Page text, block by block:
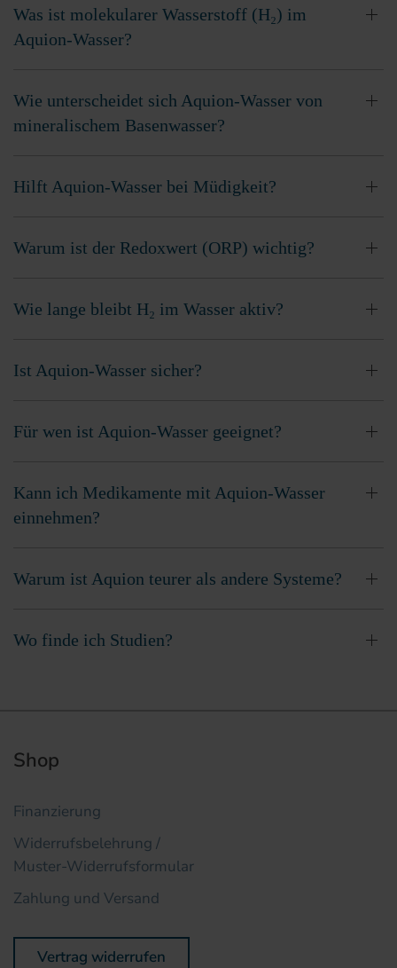
Was ist molekularer Wasserstoff (H₂) im
Aquion-Wasser?
Wie unterscheidet sich Aquion-Wasser von
mineralischem Basenwasser?
Hilft Aquion-Wasser bei Müdigkeit?
Warum ist der Redoxwert (ORP) wichtig?
Wie lange bleibt H₂ im Wasser aktiv?
Ist Aquion-Wasser sicher?
Für wen ist Aquion-Wasser geeignet?
Kann ich Medikamente mit Aquion-Wasser
einnehmen?
Warum ist Aquion teurer als andere Systeme?
Wo finde ich Studien?
Shop
Finanzierung
Widerrufsbelehrung /
Muster-Widerrufsformular
Zahlung und Versand
Vertrag widerrufen